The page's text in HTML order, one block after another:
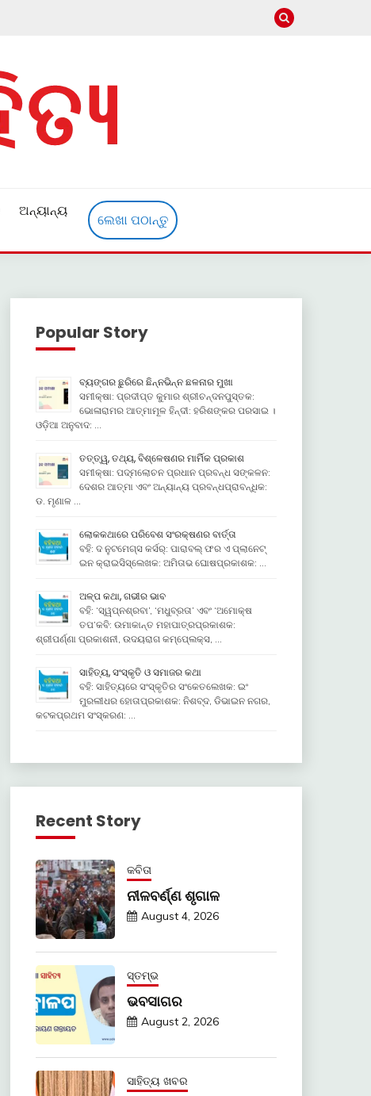
ଅନ୍ୟାନ୍ୟ
ଲେଖା ପଠାନ୍ତୁ
Popular Story
ବ୍ୟଙ୍ଗର ଛୁରିରେ ଛିନ୍ନଭିନ୍ନ ଛଳନାର ମୁଖା
ସମୀକ୍ଷା: ପ୍ରଦୀପ୍ତ କୁମାର ଶ୍ରୀଚନ୍ଦନପୁସ୍ତକ:
ଭୋଳାରାମର ଆତ୍ମାମୂଳ ହିନ୍ଦୀ: ହରିଶଙ୍କର ପରସାଇ ।
ଓଡ଼ିଆ ଅନୁବାଦ: …
ତତ୍ତ୍ୱ, ତଥ୍ୟ, ବିଶ୍ଳେଷଣର ମାର୍ମିକ ପ୍ରକାଶ
ସମୀକ୍ଷା: ପଦ୍ମଲୋଚନ ପ୍ରଧାନ ପ୍ରବନ୍ଧ ସଙ୍କଳନ:
ଦେଶର ଆତ୍ମା ଏବଂ ଅନ୍ୟାନ୍ୟ ପ୍ରବନ୍ଧପ୍ରାବନ୍ଧିକ:
ଡ. ମୃଣାଳ …
ଲୋକକଥାରେ ପରିବେଶ ସଂରକ୍ଷଣର ବାର୍ତ୍ତା
ବହି: ଦ ନୁଟମେଗ୍ସ କର୍ସର୍: ପାରାବଲ୍ ଫର ଏ ପ୍ଲାନେଟ୍
ଇନ କ୍ରାଇସିସ୍ଲେଖକ: ଅମିତାଭ ଘୋଷପ୍ରକାଶକ: …
ଅଳ୍ପ କଥା, ଗଭୀର ଭାବ
ବହି: ‘ସ୍ୱପ୍ନଶ୍ରବା’, ‘ମଧୁବ୍ରତା’ ଏବଂ ‘ଅମୋକ୍ଷ
ତପ’କବି: ଉମାକାନ୍ତ ମହାପାତ୍ରପ୍ରକାଶକ:
ଶ୍ରୀପର୍ଣ୍ଣା ପ୍ରକାଶନୀ, ଉଦୟରାଗ କମ୍ପେ୍ଲକ୍ସ, …
ସାହିତ୍ୟ, ସଂସ୍କୃତି ଓ ସମାଜର କଥା
ବହି: ସାହିତ୍ୟରେ ସଂସ୍କୃତିର ସଂକେତଲେଖକ: ଇଂ
ମୁରଲୀଧର ହୋତାପ୍ରକାଶକ: ନିଶବ୍ଦ, ଡିଭାଇନ ନଗର,
କଟକପ୍ରଥମ ସଂସ୍କରଣ: …
Recent Story
କବିତା
ନୀଳବର୍ଣ୍ଣ ଶୃଗାଳ
August 4, 2026
ସ୍ତମ୍ଭ
ଭବସାଗର
August 2, 2026
ସାହିତ୍ୟ ଖବର